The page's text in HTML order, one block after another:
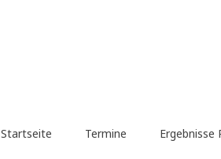
Startseite Termine Ergebnisse